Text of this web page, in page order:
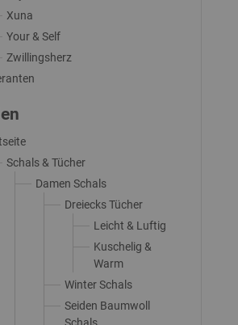
Xuna
Your & Self
Zwillingsherz
Schals & Tücher
Damen Schals
Dreiecks Tücher
Leicht & Luftig
Kuschelig &
Warm
Winter Schals
Seiden Baumwoll